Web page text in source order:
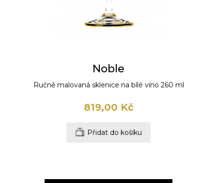
Noble
Ručně malovaná sklenice na bílé víno 260 ml
819,00 Kč
Přidat do košíku